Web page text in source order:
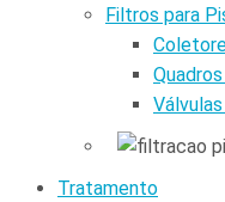
Filtros para
Tratamento